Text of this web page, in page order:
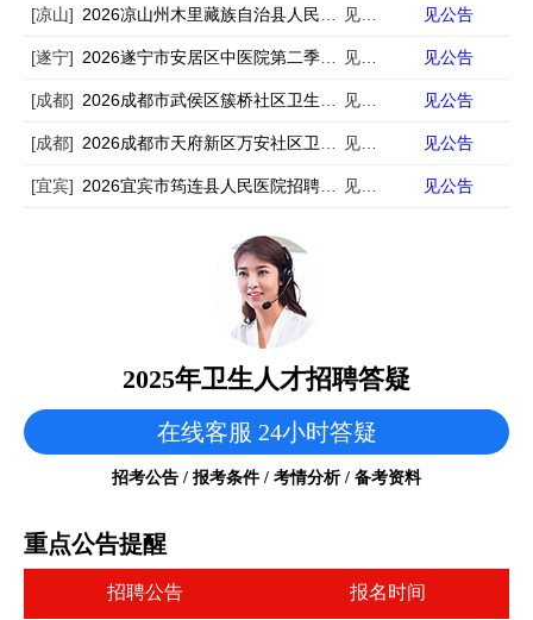
[凉山] 2026凉山州木里藏族自治县人民医院招聘编外中医学类专业技术人员3人 见公告 见公告
[遂宁] 2026遂宁市安居区中医院第二季度非在编专业技术人员招聘3人 见公告 见公告
[成都] 2026成都市武侯区簇桥社区卫生服务中心招聘西医康复医师1人 见公告 见公告
[成都] 2026成都市天府新区万安社区卫生服务中心第一批次招聘3人 见公告 见公告
[宜宾] 2026宜宾市筠连县人民医院招聘10人 见公告 见公告
2025年卫生人才招聘答疑
在线客服 24小时答疑
招考公告 / 报考条件 / 考情分析 / 备考资料
重点公告提醒
招聘公告 报名时间